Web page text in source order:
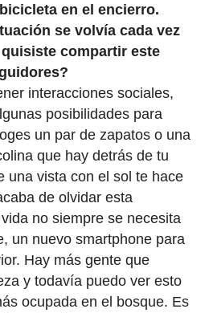
en el encierro.
se volvía cada vez
compartir este
interacciones sociales,
posibilidades para
un par de zapatos o una
que hay detrás de tu
una vista con el sol te hace
de olvidar esta
no siempre se necesita
un nuevo smartphone para
Hay más gente que
y todavía puedo ver esto
ocupada en el bosque. Es